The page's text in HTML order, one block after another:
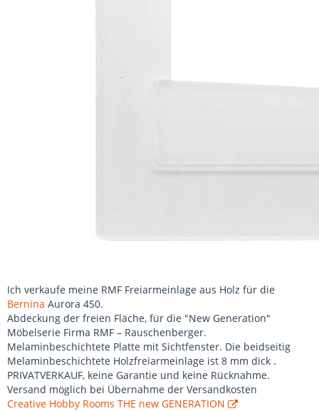
Ich verkaufe meine RMF Freiarmeinlage aus Holz für die
Bernina Aurora 450.
Abdeckung der freien Fläche, für die "New Generation"
Möbelserie Firma RMF – Rauschenberger.
Melaminbeschichtete Platte mit Sichtfenster. Die beidseitig
Melaminbeschichtete Holzfreiarmeinlage ist 8 mm dick .
PRIVATVERKAUF, keine Garantie und keine Rücknahme.
Versand möglich bei Übernahme der Versandkosten
Creative Hobby Rooms THE new GENERATION